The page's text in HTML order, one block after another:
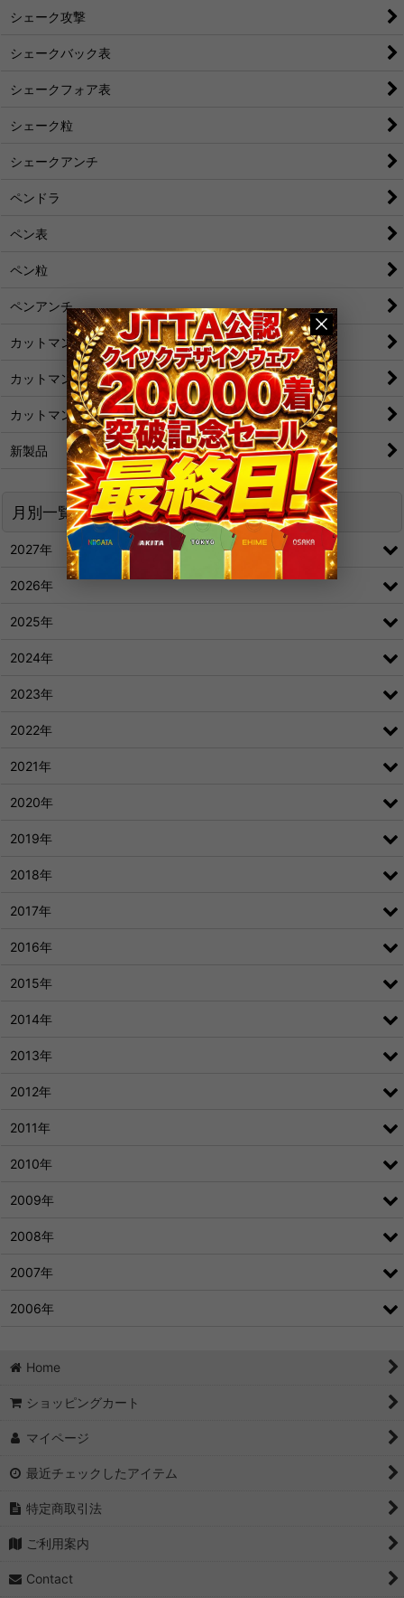
シェーク攻撃
シェークバック表
シェークフォア表
シェーク粒
シェークアンチ
ペンドラ
ペン表
ペン粒
ペンアンチ
カットマン[裏]
カットマン[表/変化表]
カットマン[粒/アンチ]
新製品
月別一覧
2027年
2026年
2025年
2024年
2023年
2022年
2021年
2020年
2019年
2018年
2017年
2016年
2015年
2014年
2013年
2012年
2011年
2010年
2009年
2008年
2007年
2006年
Home
ショッピングカート
マイページ
最近チェックしたアイテム
特定商取引法
ご利用案内
Contact